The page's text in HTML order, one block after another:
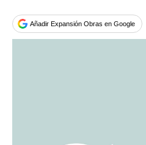
Añadir Expansión Obras en Google